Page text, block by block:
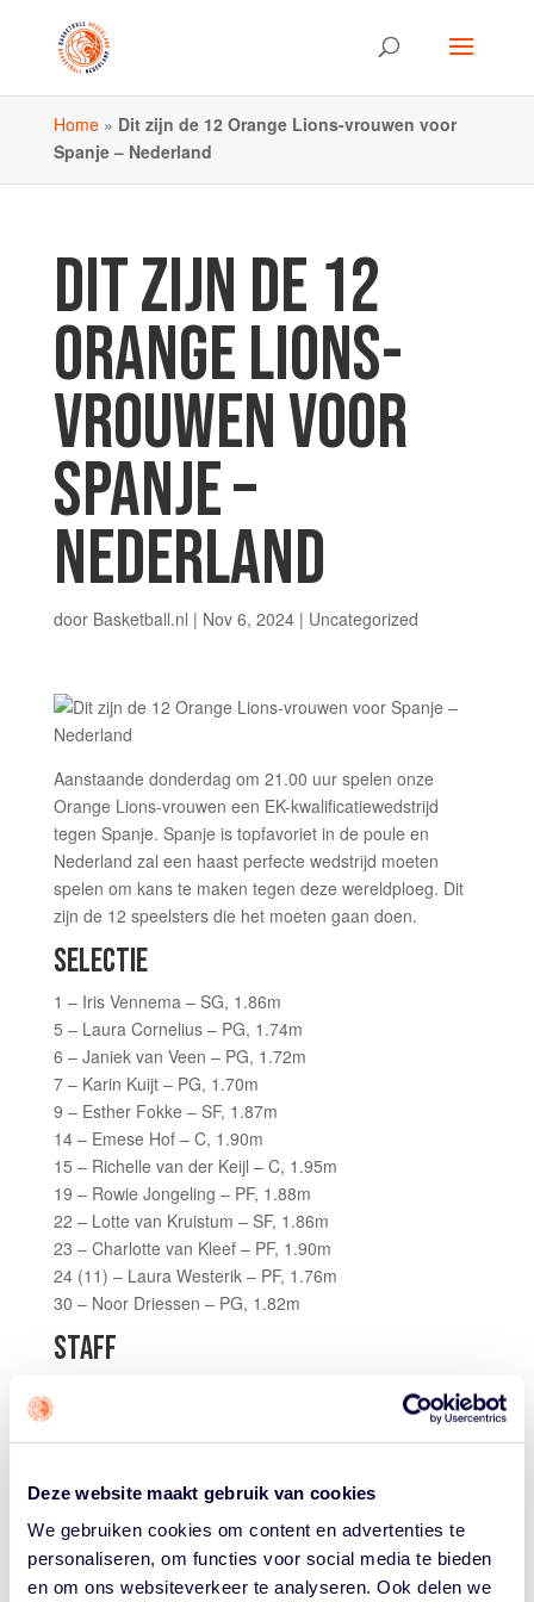
Deze website maakt gebruik van cookies
We gebruiken cookies om content en advertenties te
personaliseren, om functies voor social media te bieden
en om ons websiteverkeer te analyseren. Ook delen we
Home» Dit zijn de 12 Orange Lions-vrouwen voor
Spanje – Nederland
DIT ZIJN DE 12
ORANGE LIONS-
VROUWEN VOOR
SPANJE –
NEDERLAND
door Basketball.nl | Nov 6, 2024| Uncategorized
Aanstaande donderdag om 21.00 uur spelen onze
Orange Lions-vrouwen een EK-kwalificatiewedstrijd
tegen Spanje. Spanje is topfavoriet in de poule en
Nederland zal een haast perfecte wedstrijd moeten
spelen om kans te maken tegen deze wereldploeg. Dit
zijn de 12 speelsters die het moeten gaan doen.
SELECTIE
1 – Iris Vennema – SG, 1.86m
5 – Laura Cornelius – PG, 1.74m
6 – Janiek van Veen – PG, 1.72m
7 – Karin Kuijt – PG, 1.70m
9 – Esther Fokke – SF, 1.87m
14 – Emese Hof – C, 1.90m
15 – Richelle van der Keijl – C, 1.95m
19 – Rowie Jongeling – PF, 1.88m
22 – Lotte van Kruistum – SF, 1.86m
23 – Charlotte van Kleef – PF, 1.90m
24 (11) – Laura Westerik – PF, 1.76m
30 – Noor Driessen – PG, 1.82m
STAFF
Asst. coach: Bart Sengers
Asst. coach: Roy Dorleijn
Doctor: Quirina Thio
Teammanager: Lia Fioole
REACTIE COACH VINCENT VAN SLIEDREGT